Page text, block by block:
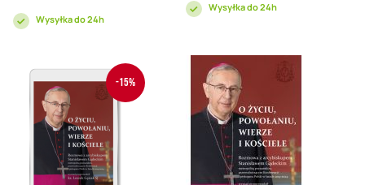
Wysyłka do 24h
Wysyłka do 24h
-15%